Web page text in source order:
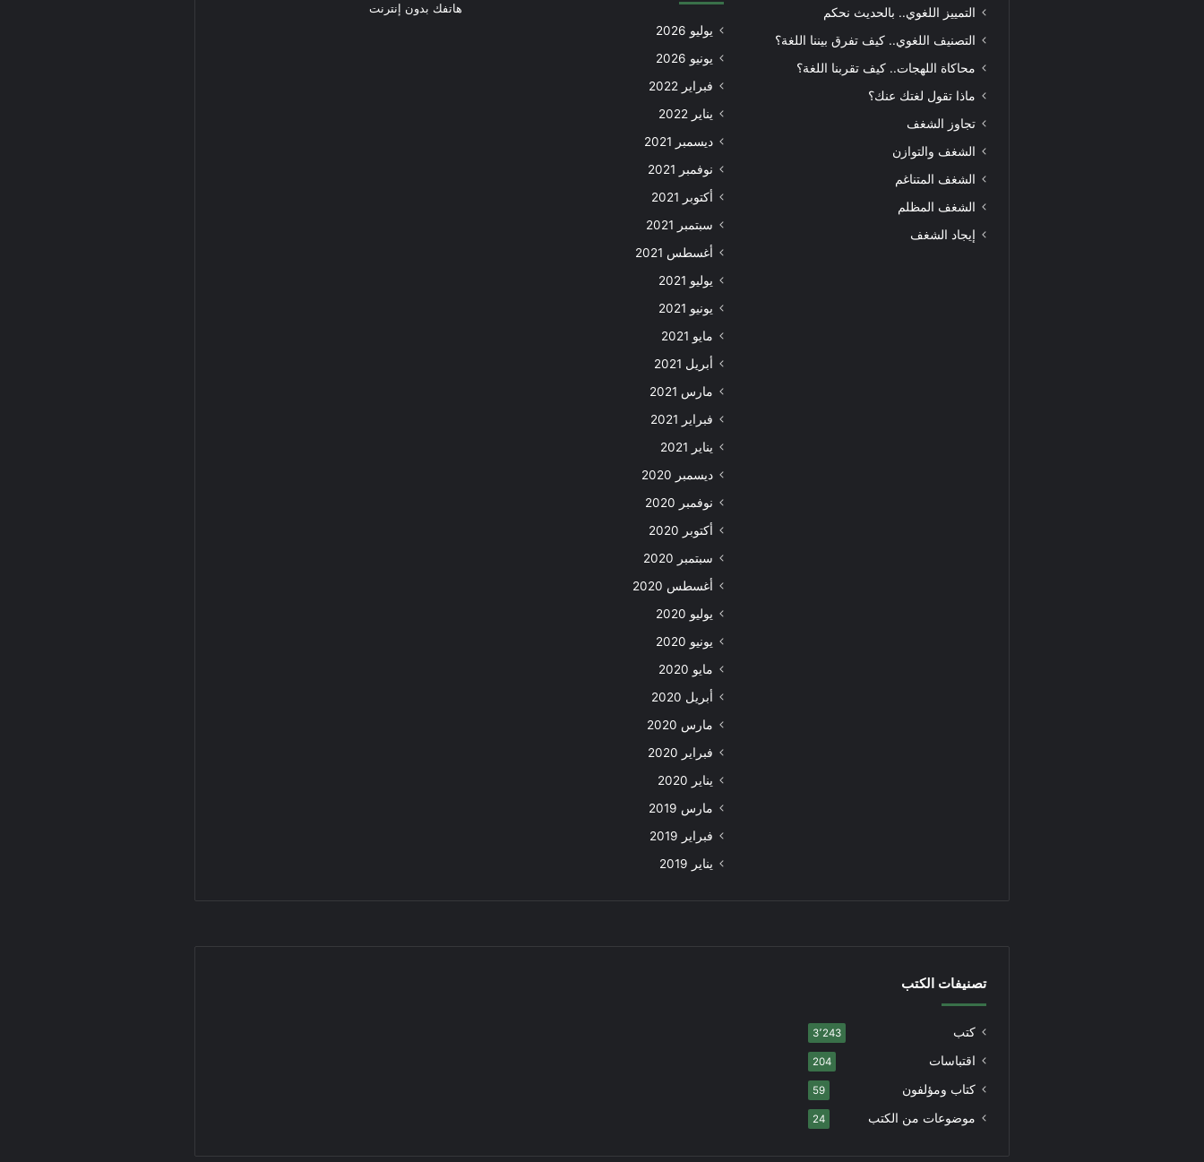
التمييز اللغوي.. بالحديث نحكم
التصنيف اللغوي.. كيف تفرق بيننا اللغة؟
محاكاة اللهجات.. كيف تقربنا اللغة؟
ماذا تقول لغتك عنك؟
تجاوز الشغف
الشغف والتوازن
الشغف المتناغم
الشغف المظلم
إيجاد الشغف
يوليو 2026
يونيو 2026
فبراير 2022
يناير 2022
ديسمبر 2021
نوفمبر 2021
أكتوبر 2021
سبتمبر 2021
أغسطس 2021
يوليو 2021
يونيو 2021
مايو 2021
أبريل 2021
مارس 2021
فبراير 2021
يناير 2021
ديسمبر 2020
نوفمبر 2020
أكتوبر 2020
سبتمبر 2020
أغسطس 2020
يوليو 2020
يونيو 2020
مايو 2020
أبريل 2020
مارس 2020
فبراير 2020
يناير 2020
مارس 2019
فبراير 2019
يناير 2019
هاتفك بدون إنترنت
تصنيفات الكتب
كتب 3٬243
اقتباسات 204
كتاب ومؤلفون 59
موضوعات من الكتب 24